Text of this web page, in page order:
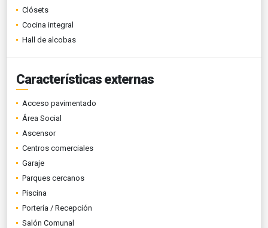
Clósets
Cocina integral
Hall de alcobas
Características externas
Acceso pavimentado
Área Social
Ascensor
Centros comerciales
Garaje
Parques cercanos
Piscina
Portería / Recepción
Salón Comunal